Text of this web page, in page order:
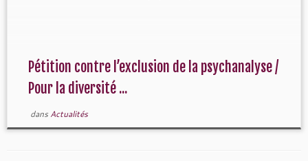
Pétition contre l’exclusion de la psychanalyse /
Pour la diversité ...
dans Actualités